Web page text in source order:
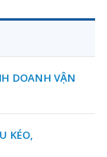
DOANH VẬN
KÉO,